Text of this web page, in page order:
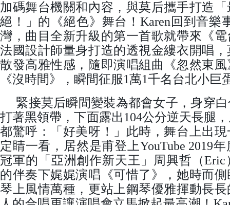
加碼舞台機關和內容，與莫后攜手打造
絕！」的《絕色》舞台！Karen回到音樂
灣，曲目全新升級的第一首歌就帶來《
法國設計師量身打造的透視金縷衣開唱
散發高雅性感，隨即演唱組曲《忽然東
《沒時間》，瞬間征服1萬1千名台北小巨
緊接莫后瞬間變裝為都會女子，身穿白
打著黑領帶，下面露出104公分逆天長腿
都驚呼：「好美呀！」此時，舞台上出
定睛一看，居然是甫登上YouTube 2019
冠軍的「亞洲創作新天王」周興哲（
的伴奏下娓娓演唱《可惜了》，她時而
琴上風情萬種，更站上鋼琴優雅揮動長